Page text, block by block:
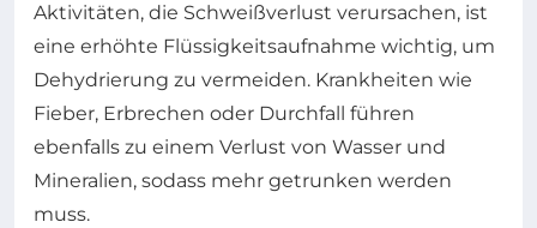
Aktivitäten, die Schweißverlust verursachen, ist
eine erhöhte Flüssigkeitsaufnahme wichtig, um
Dehydrierung zu vermeiden. Krankheiten wie
Fieber, Erbrechen oder Durchfall führen
ebenfalls zu einem Verlust von Wasser und
Mineralien, sodass mehr getrunken werden
muss.